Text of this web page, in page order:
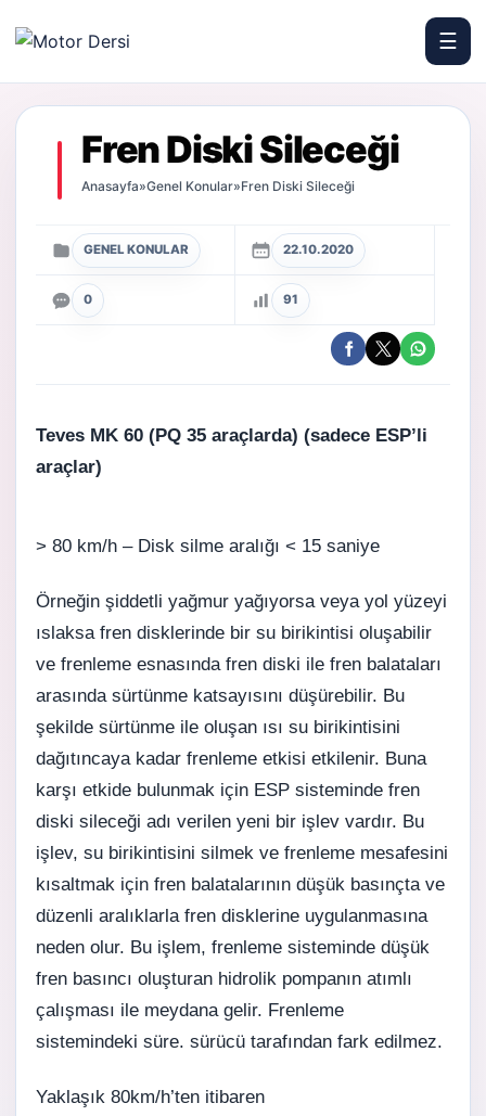
Motor Dersi
☰
Fren Diski Sileceği
Anasayfa»Genel Konular»Fren Diski Sileceği
GENEL KONULAR 22.10.2020
0 91
Teves MK 60 (PQ 35 araçlarda) (sadece ESP’li
araçlar)
> 80 km/h – Disk silme aralığı < 15 saniye
Örneğin şiddetli yağmur yağıyorsa veya yol yüzeyi
ıslaksa fren disklerinde bir su birikintisi oluşabilir
ve frenleme esnasında fren diski ile fren balataları
arasında sürtünme katsayısını düşürebilir. Bu
şekilde sürtünme ile oluşan ısı su birikintisini
dağıtıncaya kadar frenleme etkisi etkilenir. Buna
karşı etkide bulunmak için ESP sisteminde fren
diski sileceği adı verilen yeni bir işlev vardır. Bu
işlev, su birikintisini silmek ve frenleme mesafesini
kısaltmak için fren balatalarının düşük basınçta ve
düzenli aralıklarla fren disklerine uygulanmasına
neden olur. Bu işlem, frenleme sisteminde düşük
fren basıncı oluşturan hidrolik pompanın atımlı
çalışması ile meydana gelir. Frenleme
sistemindeki süre. sürücü tarafından fark edilmez.
Yaklaşık 80km/h’ten itibaren